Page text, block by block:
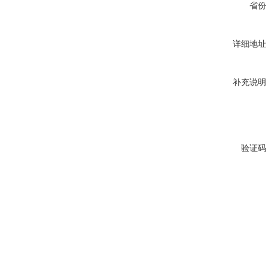
省份
详细地址
补充说明
验证码